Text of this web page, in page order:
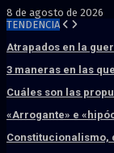
8 de agosto de 2026
TENDENCIA
Atrapados en la
3 maneras en las
Cuáles son las
«Arrogante» e
Constitucionalismo,